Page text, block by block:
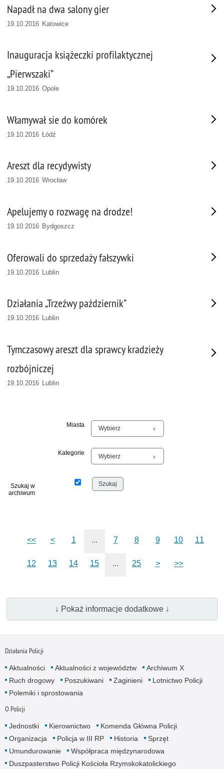
Napadł na dwa salony gier
19.10.2016 Katowice
Inauguracja książeczki profilaktycznej
„Pierwszaki”
19.10.2016 Opole
Włamywał sie do komórek
19.10.2016 Łódź
Areszt dla recydywisty
19.10.2016 Wrocław
Apelujemy o rozwagę na drodze!
19.10.2016 Bydgoszcz
Oferowali do sprzedaży fałszywki
19.10.2016 Lublin
Działania „Trzeźwy październik”
19.10.2016 Lublin
Tymczasowy areszt dla sprawcy kradzieży
rozbójniczej
19.10.2016 Lublin
Miasta
Kategorie
Szukaj w
archiwum
<< < 1 ... 7 8 9 10 11
12 13 14 15 ... 25 > >>
↓ Pokaż informacje dodatkowe ↓
Działania Policji
Aktualności Aktualności z województw
Archiwum X
Ruch drogowy
Poszukiwani Zaginieni
Lotnictwo Policji
Polemiki i sprostowania
O Policji
Jednostki Kierownictwo
Komenda Główna Policji
Organizacja
Policja w III RP Historia
Sprzęt
Umundurowanie
Współpraca międzynarodowa
Duszpasterstwo Policji Kościoła Rzymskokatolickiego